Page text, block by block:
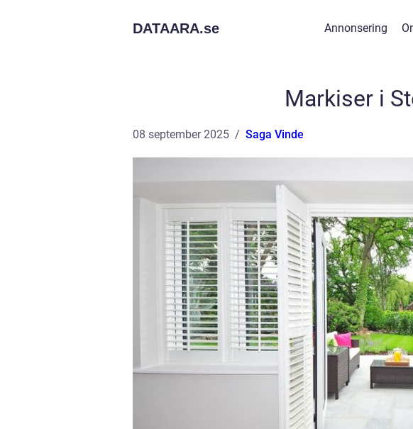
DATAARA.se Annonsering
Markiser i
08 september 2025 Saga Vinde